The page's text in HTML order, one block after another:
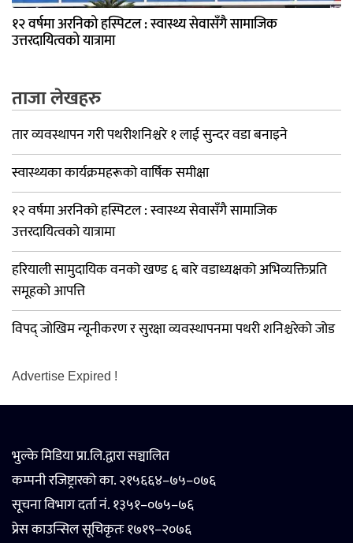
१२ वर्षमा अरनिको हस्पिटल : स्वास्थ्य सेवासँगै सामाजिक
उत्तरदायित्वको यात्रामा
ताजा लेखहरु
तार व्यवस्थापन गरी पथरीशनिश्चरे १ लाई सुन्दर वडा बनाइने
स्वास्थ्यका कार्यक्रमहरूको वार्षिक समीक्षा
१२ वर्षमा अरनिको हस्पिटल : स्वास्थ्य सेवासँगै सामाजिक
उत्तरदायित्वको यात्रामा
हरियाली सामुदायिक वनको खण्ड ६ बारे वडाध्यक्षको अभिव्यक्तिप्रति
समूहको आपत्ति
विपद् जोखिम न्यूनीकरण र सुरक्षा व्यवस्थापनमा पथरी शनिश्चरेको जोड
Advertise Expired !
भुल्के मिडिया प्रा.लि.द्वारा सञ्चालित
कम्पनी रजिष्ट्रारको का. २१५६६४–७५–०७६
सूचना विभाग दर्ता नं. १३५१–०७५–७६
प्रेस काउन्सिल सूचिकृतः १७१९–२०७६